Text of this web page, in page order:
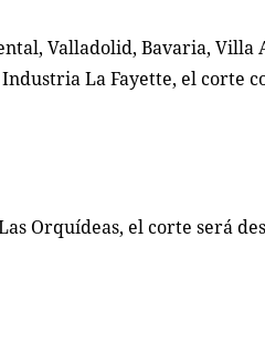
Valladolid, Bavaria, Villa
La Fayette, el corte
Orquídeas, el corte será